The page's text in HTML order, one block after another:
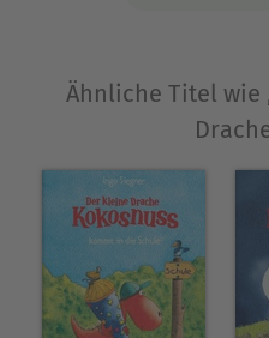
Ähnliche Titel wie